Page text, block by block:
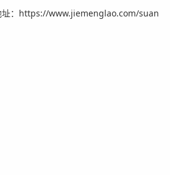
址：https://www.jiemenglao.com/suan